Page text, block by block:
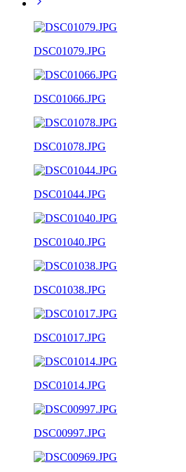
DSC01079.JPG
DSC01066.JPG
DSC01078.JPG
DSC01044.JPG
DSC01040.JPG
DSC01038.JPG
DSC01017.JPG
DSC01014.JPG
DSC00997.JPG